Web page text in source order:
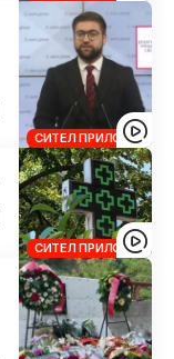
СИТЕЛ ПРИЛОЗИ
СИТЕЛ ПРИЛОЗИ